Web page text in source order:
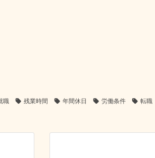
職 残業時間 年間休日 労働条件 転職